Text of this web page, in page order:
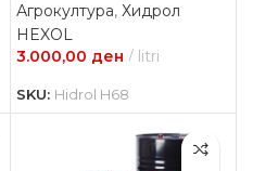
Агрокултура, Хидрол
HEXOL
3.000,00 ден litri
SKU: Hidrol H68